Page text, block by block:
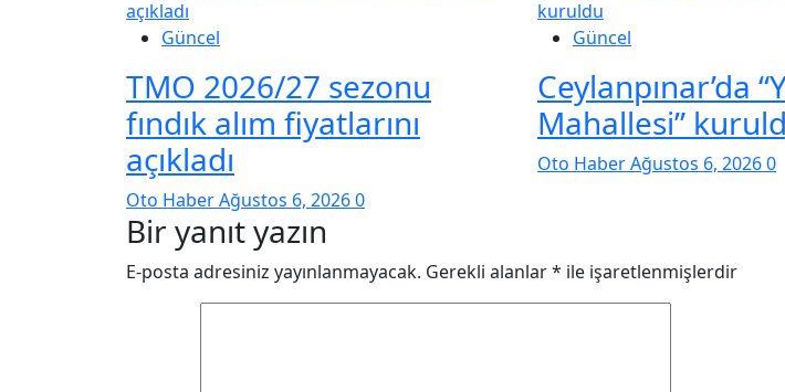
Güncel
TMO 2026/27 sezonu
fındık alım fiyatlarını
açıkladı
Oto HaberAğustos 6, 20260
Güncel
Ceylanpınar’da
Mahallesi”
Oto HaberAğustos 6, 20260
Bir yanıt yazın
E-posta adresiniz yayınlanmayacak. Gerekli alanlar* ile işaretlenmişlerdir